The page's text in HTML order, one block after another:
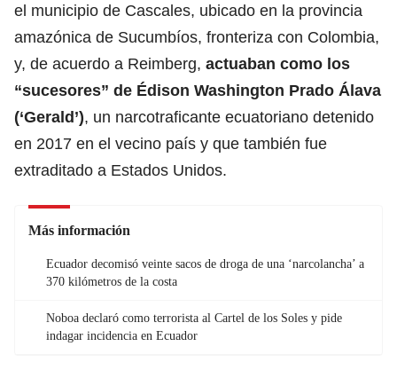
el municipio de Cascales, ubicado en la provincia
amazónica de Sucumbíos, fronteriza con Colombia,
y, de acuerdo a Reimberg, actuaban como los
“sucesores” de Édison Washington Prado Álava
(‘Gerald’), un narcotraficante ecuatoriano detenido
en 2017 en el vecino país y que también fue
extraditado a Estados Unidos.
Más información
Ecuador decomisó veinte sacos de droga de una ‘narcolancha’ a
370 kilómetros de la costa
Noboa declaró como terrorista al Cartel de los Soles y pide
indagar incidencia en Ecuador